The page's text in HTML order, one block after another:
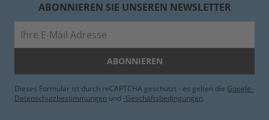
ABONNIEREN SIE UNSEREN NEWSLETTER
ABONNIEREN
Dieses Formular ist durch reCAPTCHA geschützt - es gelten die Google-
Datenschutzbestimmungen und -Geschäftsbedingungen.